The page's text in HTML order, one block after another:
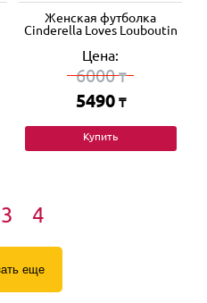
Женская футболка
Cinderella Loves Louboutin
Цена:
6000₸
5490 ₸
Купить
3 4
еще